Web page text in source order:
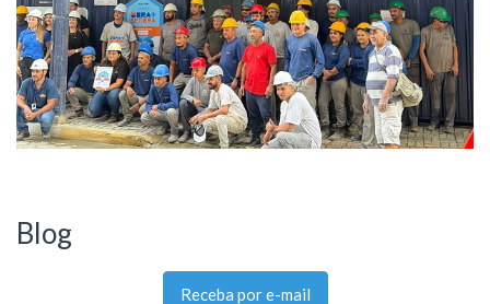
Blog
Receba por e-mail